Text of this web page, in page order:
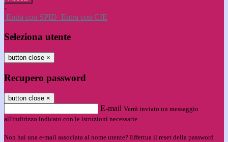
-
Entra con SPID Entra con CIE
Seleziona utente
button close ×
Recupero password
button close ×
E-mail Verrà inviato un messaggio
all'indirizzo indicato con le istruzioni necessarie.
Non hai una e-mail associata al nome utente? Effettua il reset della password